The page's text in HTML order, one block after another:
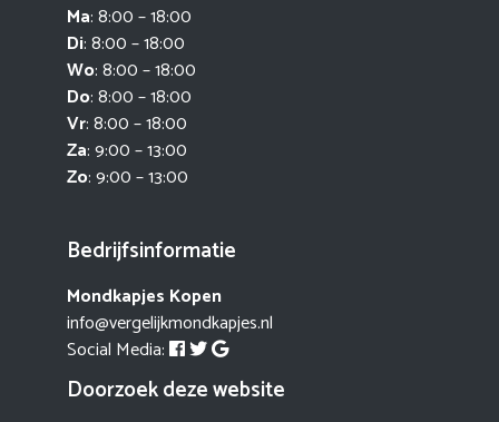
Ma: 8:00 – 18:00
Di: 8:00 – 18:00
Wo: 8:00 – 18:00
Do: 8:00 – 18:00
Vr: 8:00 – 18:00
Za: 9:00 – 13:00
Zo: 9:00 – 13:00
Bedrijfsinformatie
Mondkapjes Kopen
info@vergelijkmondkapjes.nl
Social Media:
Doorzoek deze website